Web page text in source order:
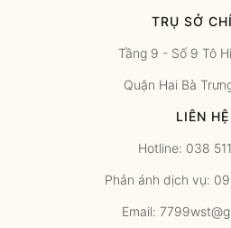
TRỤ SỞ
Tầng 9 - Số 9 Tô
Quận Hai Bà
LIÊN HỆ
Hotline: 038
Phản ánh dịch vụ:
Email: